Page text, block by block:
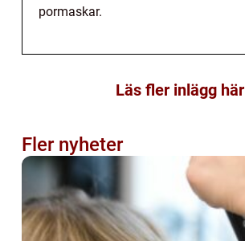
pormaskar.
Läs fler inlägg här
Fler nyheter